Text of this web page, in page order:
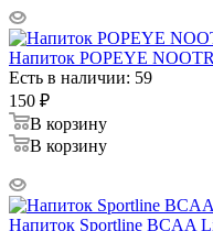
Напиток POPEYE
Есть в наличии: 59
150 ₽
В корзину
В корзину
Напиток Sportline BCAA